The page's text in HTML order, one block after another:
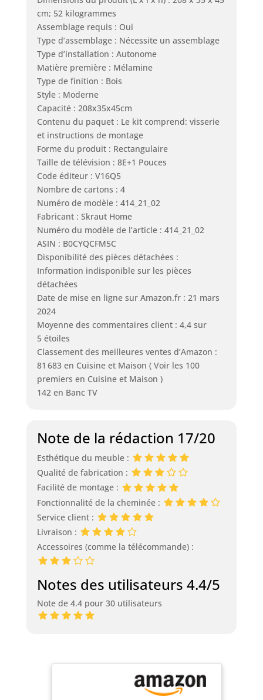
cm; 52 kilogrammes
Assemblage requis : Oui
Type d’assemblage : Nécessite un assemblage
Type d’installation : Autonome
Matière première : Mélamine
Type de finition : Bois
Style : Moderne
Capacité : 208x35x45cm
Contenu du paquet : Le kit comprend: visserie
et instructions de montage
Forme du produit : Rectangulaire
Taille de télévision : 8E+1 Pouces
Code éditeur : V16Q5
Nombre de cartons : 4
Numéro de modèle : 414_21_02
Fabricant : Skraut Home
Numéro du modèle de l’article : 414_21_02
ASIN : B0CYQCFM5C
Disponibilité des pièces détachées :
Information indisponible sur les pièces
détachées
Date de mise en ligne sur Amazon.fr : 21 mars
2024
Moyenne des commentaires client : 4,4 sur
5 étoiles
Classement des meilleures ventes d’Amazon :
81 683 en Cuisine et Maison ( Voir les 100
premiers en Cuisine et Maison )
142 en Banc TV
Note de la rédaction 17/20
Esthétique du meuble :
Qualité de fabrication :
Facilité de montage :
Fonctionnalité de la cheminée :
Service client :
Livraison :
Accessoires (comme la télécommande) :
Notes des utilisateurs 4.4/5
Note de 4.4 pour 30 utilisateurs